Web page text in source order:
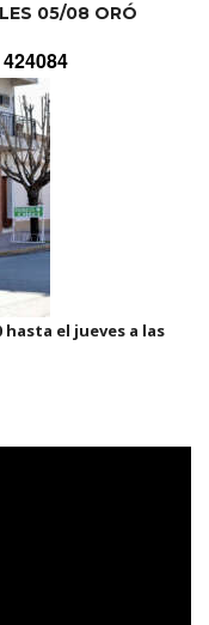
05/08 ORÓ
hasta el jueves a las